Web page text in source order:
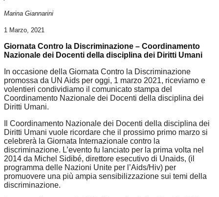
Marina Giannarini
1 Marzo, 2021
Giornata Contro la Discriminazione – Coordinamento
Nazionale dei Docenti della disciplina dei Diritti Umani
In occasione della Giornata Contro la Discriminazione
promossa da UN Aids per oggi, 1 marzo 2021, riceviamo e
volentieri condividiamo il comunicato stampa del
Coordinamento Nazionale dei Docenti della disciplina dei
Diritti Umani.
Il Coordinamento Nazionale dei Docenti della disciplina dei
Diritti Umani vuole ricordare che il prossimo primo marzo si
celebrerà la Giornata Internazionale contro la
discriminazione. L’evento fu lanciato per la prima volta nel
2014 da Michel Sidibé, direttore esecutivo di Unaids, (il
programma delle Nazioni Unite per l’Aids/Hiv) per
promuovere una più ampia sensibilizzazione sui temi della
discriminazione.